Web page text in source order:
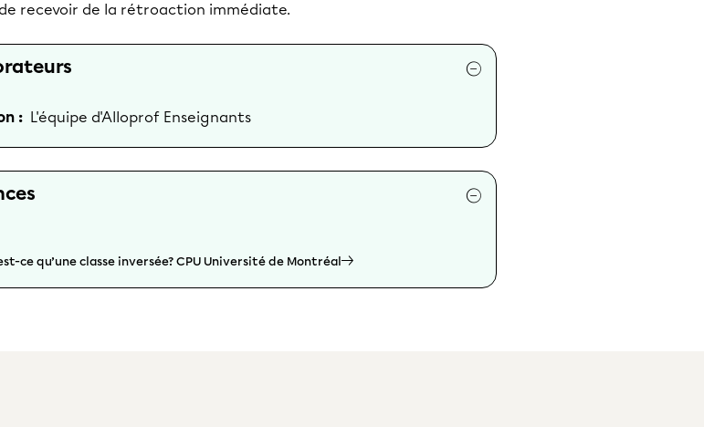
recevoir de la rétroaction immédiate.
: L'équipe d'Alloprof Enseignants
ce qu’une classe inversée? CPU Université de Montréal